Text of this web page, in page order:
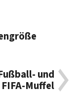
und
FIFA-Muffel